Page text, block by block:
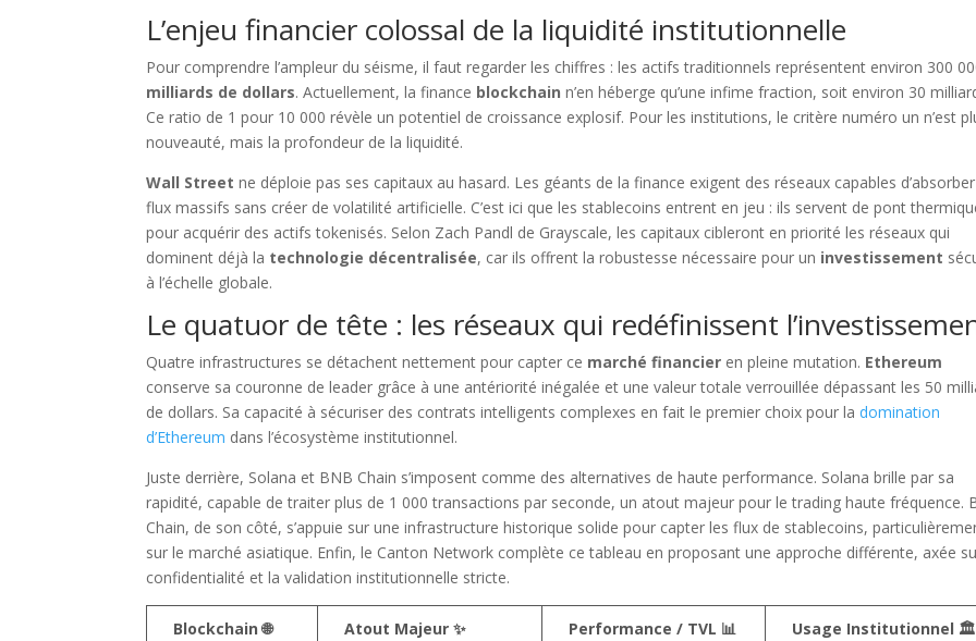
L’enjeu financier colossal de la liquidité institutionnelle
Pour comprendre l’ampleur du séisme, il faut regarder les chiffres : les actifs traditionnels représentent environ 300
milliards de dollars. Actuellement, la finance blockchain n’en héberge qu’une infime fraction, soit environ 30
Ce ratio de 1 pour 10 000 révèle un potentiel de croissance explosif. Pour les institutions, le critère numéro un n’est
nouveauté, mais la profondeur de la liquidité.
Wall Street ne déploie pas ses capitaux au hasard. Les géants de la finance exigent des réseaux capables
flux massifs sans créer de volatilité artificielle. C’est ici que les stablecoins entrent en jeu : ils servent de pont
pour acquérir des actifs tokenisés. Selon Zach Pandl de Grayscale, les capitaux cibleront en priorité les réseaux qui
dominent déjà la technologie décentralisée, car ils offrent la robustesse nécessaire pour un investissement
à l’échelle globale.
Le quatuor de tête : les réseaux qui redéfinissent
Quatre infrastructures se détachent nettement pour capter ce marché financier en pleine mutation. Ethereum
conserve sa couronne de leader grâce à une antériorité inégalée et une valeur totale verrouillée dépassant les 50
de dollars. Sa capacité à sécuriser des contrats intelligents complexes en fait le premier choix pour ladomination
d’Ethereum dans l’écosystème institutionnel.
Juste derrière, Solana et BNB Chain s’imposent comme des alternatives de haute performance. Solana brille par sa
rapidité, capable de traiter plus de 1 000 transactions par seconde, un atout majeur pour le trading haute fréquence.
Chain, de son côté, s’appuie sur une infrastructure historique solide pour capter les flux de stablecoins,
sur le marché asiatique. Enfin, le Canton Network complète ce tableau en proposant une approche différente, axée
confidentialité et la validation institutionnelle stricte.
Blockchain 🌐 Atout Majeur ✨ Performance / TVL 📊 Usage Institutionnel 🏛️